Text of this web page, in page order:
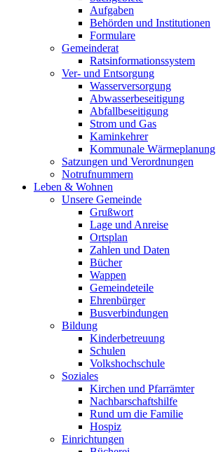
Aufgaben
Behörden und Institutionen
Formulare
Gemeinderat
Ratsinformationssystem
Ver- und Entsorgung
Wasserversorgung
Abwasserbeseitigung
Abfallbeseitigung
Strom und Gas
Kaminkehrer
Kommunale Wärmeplanung
Satzungen und Verordnungen
Notrufnummern
Leben & Wohnen
Unsere Gemeinde
Grußwort
Lage und Anreise
Ortsplan
Zahlen und Daten
Bücher
Wappen
Gemeindeteile
Ehrenbürger
Busverbindungen
Bildung
Kinderbetreuung
Schulen
Volkshochschule
Soziales
Kirchen und Pfarrämter
Nachbarschaftshilfe
Rund um die Familie
Hospiz
Einrichtungen